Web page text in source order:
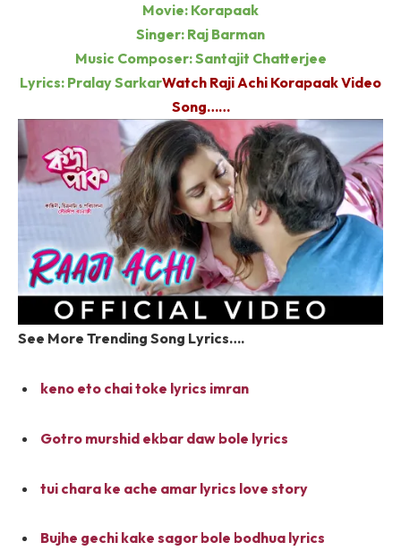
Movie: Korapaak
Singer: Raj Barman
Music Composer: Santajit Chatterjee
Lyrics: Pralay SarkarWatch Raji Achi Korapaak Video
Song……
See More Trending Song Lyrics….
keno eto chai toke lyrics imran
Gotro murshid ekbar daw bole lyrics
tui chara ke ache amar lyrics love story
Bujhe gechi kake sagor bole bodhua lyrics